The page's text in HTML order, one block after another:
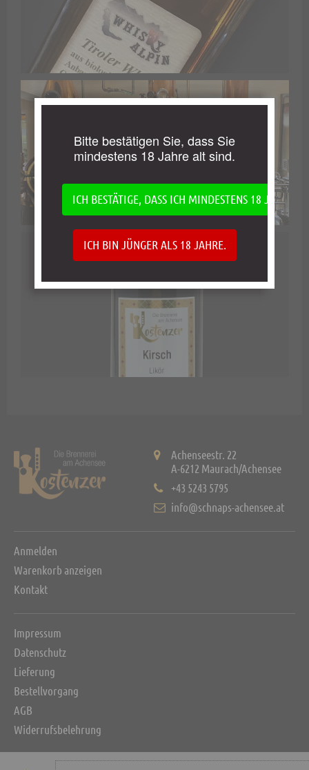
Achenseestr. 22
A-6212 Maurach/Achensee
+43 5243 5795
info@schnaps-achensee.at
Anmelden
Warenkorb anzeigen
Kontakt
Impressum
Datenschutz
Lieferung
Bestellvorgang
AGB
Widerrufsbelehrung
Bitte bestätigen Sie, dass Sie
mindestens 18 Jahre alt sind.
ICH BESTÄTIGE, DASS ICH MINDESTENS 18 JAHRE
ICH BIN JÜNGER ALS 18 JAHRE.